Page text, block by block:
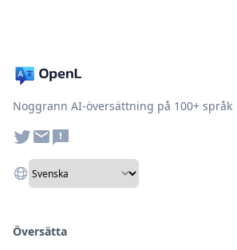
Noggrann AI-översättning på 100+ språk
Översätta